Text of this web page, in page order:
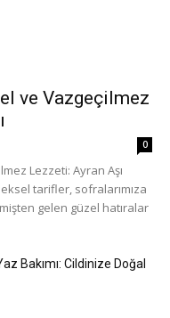
ve Vazgeçilmez
0
Lezzeti: Ayran Aşı
tarifler, sofralarımıza
gelen güzel hatıralar
Bakımı: Cildinize Doğal